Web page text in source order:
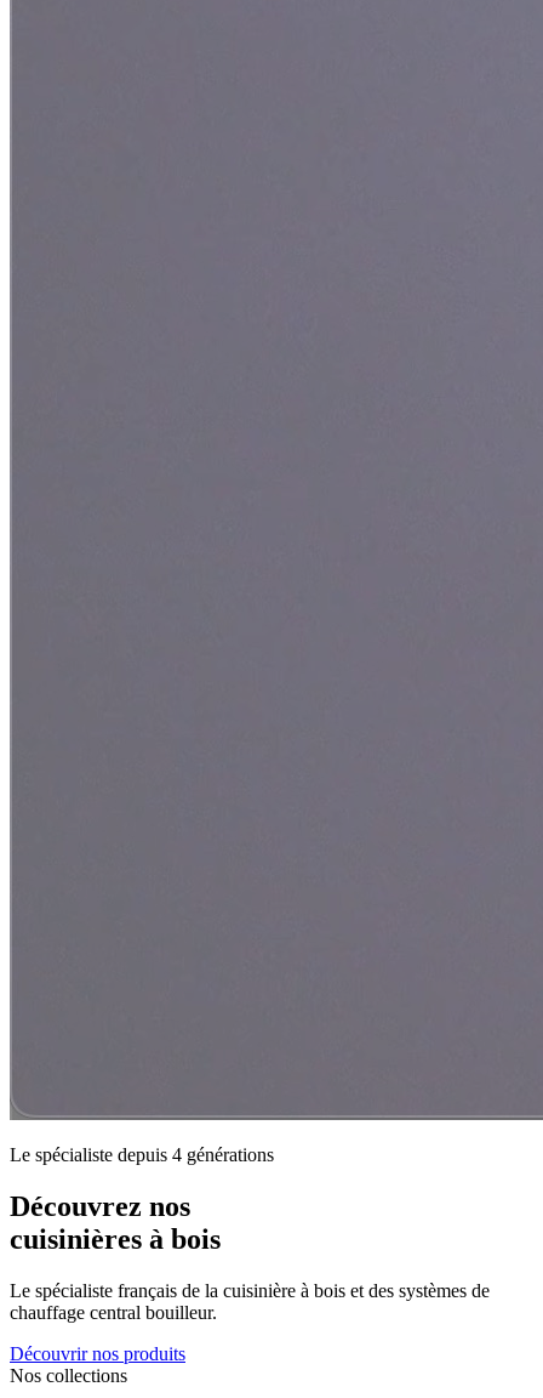
Le spécialiste depuis 4 générations
Découvrez nos
cuisinières à bois
Le spécialiste français de la cuisinière à bois et des systèmes de
chauffage central bouilleur.
Découvrir nos produits
Nos collections